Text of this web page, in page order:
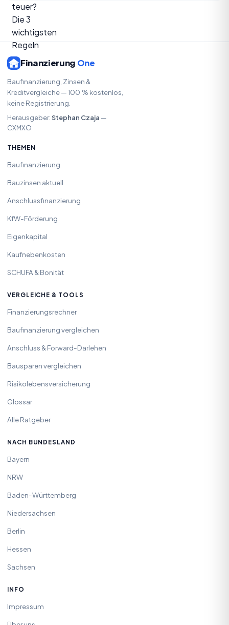
Finanzierung One
Baufinanzierung, Zinsen &
Kreditvergleiche — 100 % kostenlos,
keine Registrierung.
Herausgeber:Stephan Czaja —
CXMXO
THEMEN
Baufinanzierung
Bauzinsen aktuell
Anschlussfinanzierung
KfW-Förderung
Eigenkapital
Kaufnebenkosten
SCHUFA & Bonität
VERGLEICHE & TOOLS
Finanzierungsrechner
Baufinanzierung vergleichen
Anschluss & Forward-Darlehen
Bausparen vergleichen
Risikolebensversicherung
Glossar
Alle Ratgeber
NACH BUNDESLAND
Bayern
NRW
Baden-Württemberg
Niedersachsen
Berlin
Hessen
Sachsen
INFO
Impressum